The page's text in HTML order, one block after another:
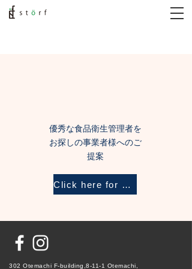
優秀な食品衛生管理者を
お探しの事業者様へのご
提案
Click here for details
302 Otemachi F-building,8-11-1 Otemachi,